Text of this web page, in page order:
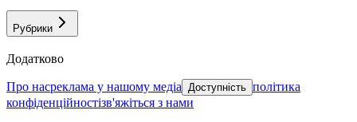
Рубрики
Додатково
про насреклама у нашому медіа Доступність політика
конфіденційностізв'яжіться з нами